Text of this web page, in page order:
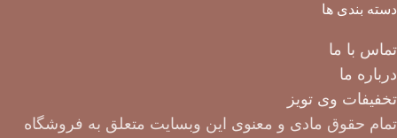
دسته بندی ها
تماس با ما
درباره ما
تخفیفات وی تویز
تمام حقوق مادی و معنوی این وبسایت متعلق به فروشگاه